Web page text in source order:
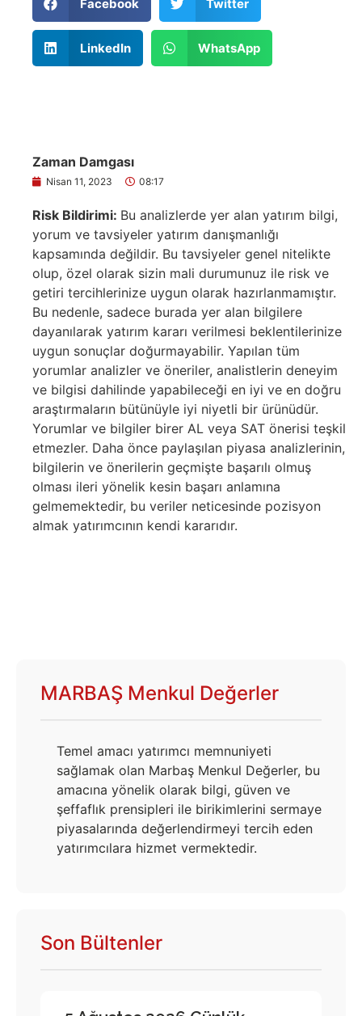
Facebook Twitter
LinkedIn WhatsApp
Zaman Damgası
Nisan 11, 2023 08:17
Risk Bildirimi: Bu analizlerde yer alan yatırım bilgi,
yorum ve tavsiyeler yatırım danışmanlığı
kapsamında değildir. Bu tavsiyeler genel nitelikte
olup, özel olarak sizin mali durumunuz ile risk ve
getiri tercihlerinize uygun olarak hazırlanmamıştır.
Bu nedenle, sadece burada yer alan bilgilere
dayanılarak yatırım kararı verilmesi beklentilerinize
uygun sonuçlar doğurmayabilir. Yapılan tüm
yorumlar analizler ve öneriler, analistlerin deneyim
ve bilgisi dahilinde yapabileceği en iyi ve en doğru
araştırmaların bütünüyle iyi niyetli bir ürünüdür.
Yorumlar ve bilgiler birer AL veya SAT önerisi teşkil
etmezler. Daha önce paylaşılan piyasa analizlerinin,
bilgilerin ve önerilerin geçmişte başarılı olmuş
olması ileri yönelik kesin başarı anlamına
gelmemektedir, bu veriler neticesinde pozisyon
almak yatırımcının kendi kararıdır.
MARBAŞ Menkul Değerler
Temel amacı yatırımcı memnuniyeti
sağlamak olan Marbaş Menkul Değerler, bu
amacına yönelik olarak bilgi, güven ve
şeffaflık prensipleri ile birikimlerini sermaye
piyasalarında değerlendirmeyi tercih eden
yatırımcılara hizmet vermektedir.
Son Bültenler